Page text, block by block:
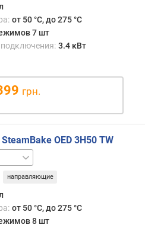
от 50 °C, до 275 °C
7 шт
3.4 кВт
грн.
OED 3H50 TW
направляющие
от 50 °C, до 275 °C
8 шт